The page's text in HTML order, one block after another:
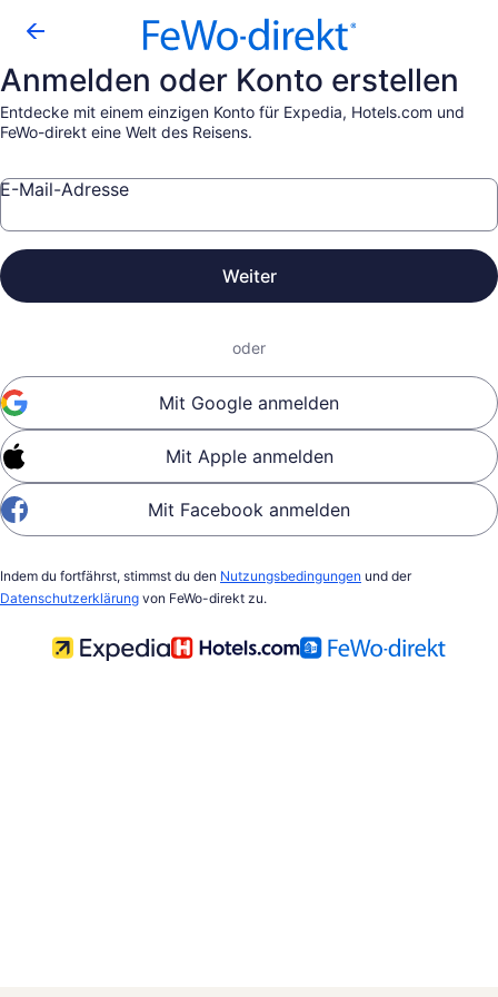
Anmelden oder Konto erstellen
Entdecke mit einem einzigen Konto für Expedia, Hotels.com und
FeWo-direkt eine Welt des Reisens.
E-Mail-Adresse
Weiter
oder
Mit Google anmelden
Mit Apple anmelden
Mit Facebook anmelden
Indem du fortfährst, stimmst du den Nutzungsbedingungen und der
Datenschutzerklärung von FeWo-direkt zu.